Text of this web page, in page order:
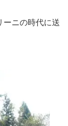
ーニの時代に送